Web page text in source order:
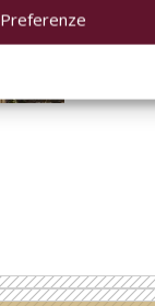
Preferenze